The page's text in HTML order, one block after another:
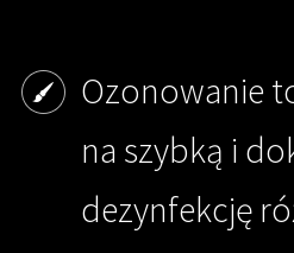
Ozonowanie
na szybką i
dezynfekcję